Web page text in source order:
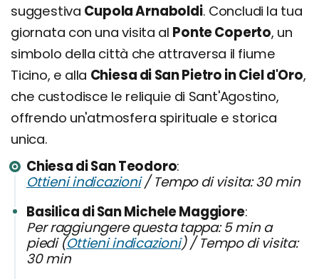
suggestiva Cupola Arnaboldi. Concludi la tua
giornata con una visita al Ponte Coperto, un
simbolo della città che attraversa il fiume
Ticino, e alla Chiesa di San Pietro in Ciel d'Oro,
che custodisce le reliquie di Sant'Agostino,
offrendo un'atmosfera spirituale e storica
unica.
Chiesa di San Teodoro
Ottieni indicazioni/ Tempo di visita: 30 min
Basilica di San Michele Maggiore
Per raggiungere questa tappa: 5 min a
piedi (Ottieni indicazioni) / Tempo di visita:
30 min